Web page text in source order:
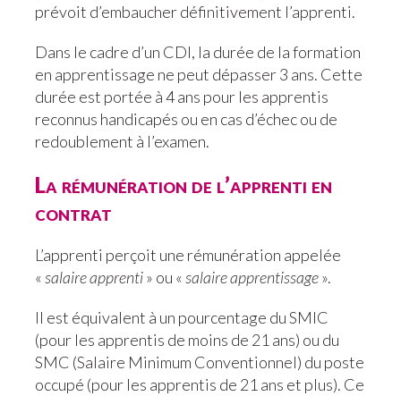
prévoit d’embaucher définitivement l’apprenti.
Dans le cadre d’un CDI, la durée de la formation
en apprentissage ne peut dépasser 3 ans. Cette
durée est portée à 4 ans pour les apprentis
reconnus handicapés ou en cas d’échec ou de
redoublement à l’examen.
La rémunération de l’apprenti en
contrat
L’apprenti perçoit une rémunération appelée
«salaire apprenti» ou «salaire apprentissage».
Il est équivalent à un pourcentage du SMIC
(pour les apprentis de moins de 21 ans) ou du
SMC (Salaire Minimum Conventionnel) du poste
occupé (pour les apprentis de 21 ans et plus). Ce